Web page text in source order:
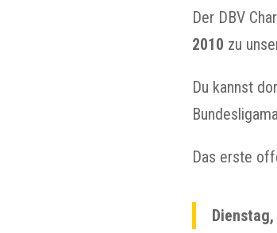
Der DBV
2010 zu
Du kannst
Das erste